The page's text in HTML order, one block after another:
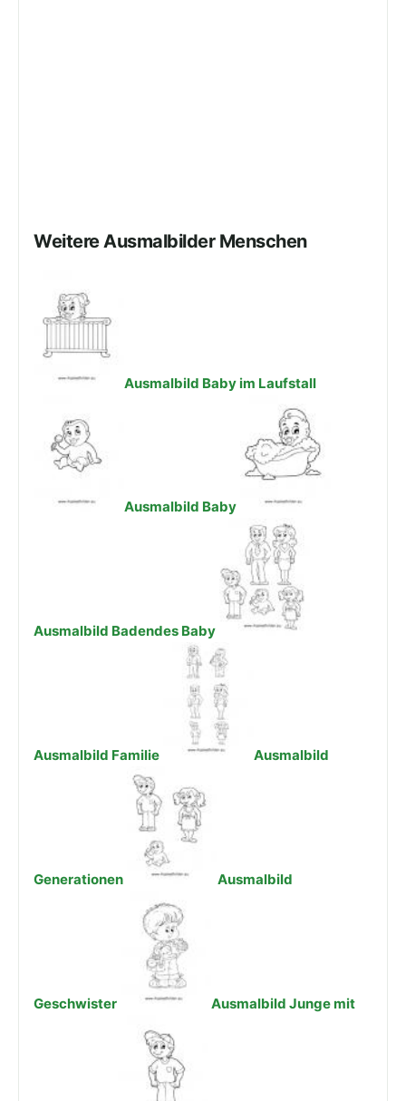
Weitere Ausmalbilder Menschen
Ausmalbild Baby im Laufstall
Ausmalbild Baby
Ausmalbild Badendes Baby
Ausmalbild Familie Ausmalbild
Generationen Ausmalbild
Geschwister Ausmalbild Junge mit